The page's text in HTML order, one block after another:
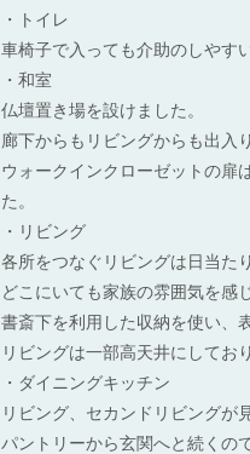
・トイレ
車椅子で入っても介助のしやす
・和室
仏壇置き場を設けました。
廊下からもリビングからも出入
ウォークインクローゼットの扉
た。
・リビング
各所をつなぐリビングは日当た
どこにいても家族の雰囲気を感
書斎下を利用した収納を使い、
リビングは一部高天井にしてお
・ダイニングキッチン
リビング、セカンドリビングが
パントリーから玄関へと続くの